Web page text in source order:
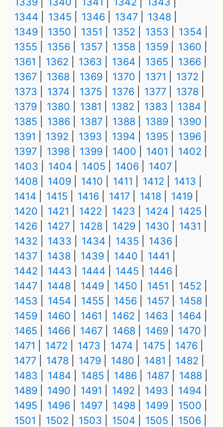
1344
1345 1346 1347
1348
1349
1350 1351 1352 1353
1354
1355
1356 1357 1358 1359
1360
1361
1362 1363 1364 1365
1366
1367
1368 1369 1370 1371
1372
1373
1374 1375 1376 1377
1378
1379
1380 1381 1382 1383
1384
1385
1386 1387 1388 1389
1390
1391
1392 1393 1394 1395
1396
1397
1398 1399 1400 1401
1402
1403
1404 1405 1406
1407
1408
1409 1410 1411 1412
1413
1414
1415 1416 1417 1418
1419
1420
1421 1422 1423 1424
1425
1426
1427 1428 1429 1430
1431
1432
1433 1434 1435
1436
1437
1438 1439 1440
1441
1442
1443 1444 1445
1446
1447
1448 1449 1450 1451
1452
1453
1454 1455 1456 1457
1458
1459
1460 1461 1462 1463
1464
1465
1466 1467 1468 1469
1470
1471
1472 1473 1474 1475
1476
1477
1478 1479 1480 1481
1482
1483
1484 1485 1486 1487
1488
1489
1490 1491 1492 1493
1494
1495
1496 1497 1498 1499
1500
1501
1502 1503 1504 1505
1506